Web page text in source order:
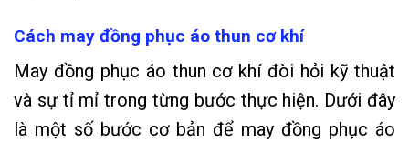
Cách may đồng phục áo thun cơ khí
May đồng phục áo thun cơ khí đòi hỏi kỹ thuật
và sự tỉ mỉ trong từng bước thực hiện. Dưới đây
là một số bước cơ bản để may đồng phục áo